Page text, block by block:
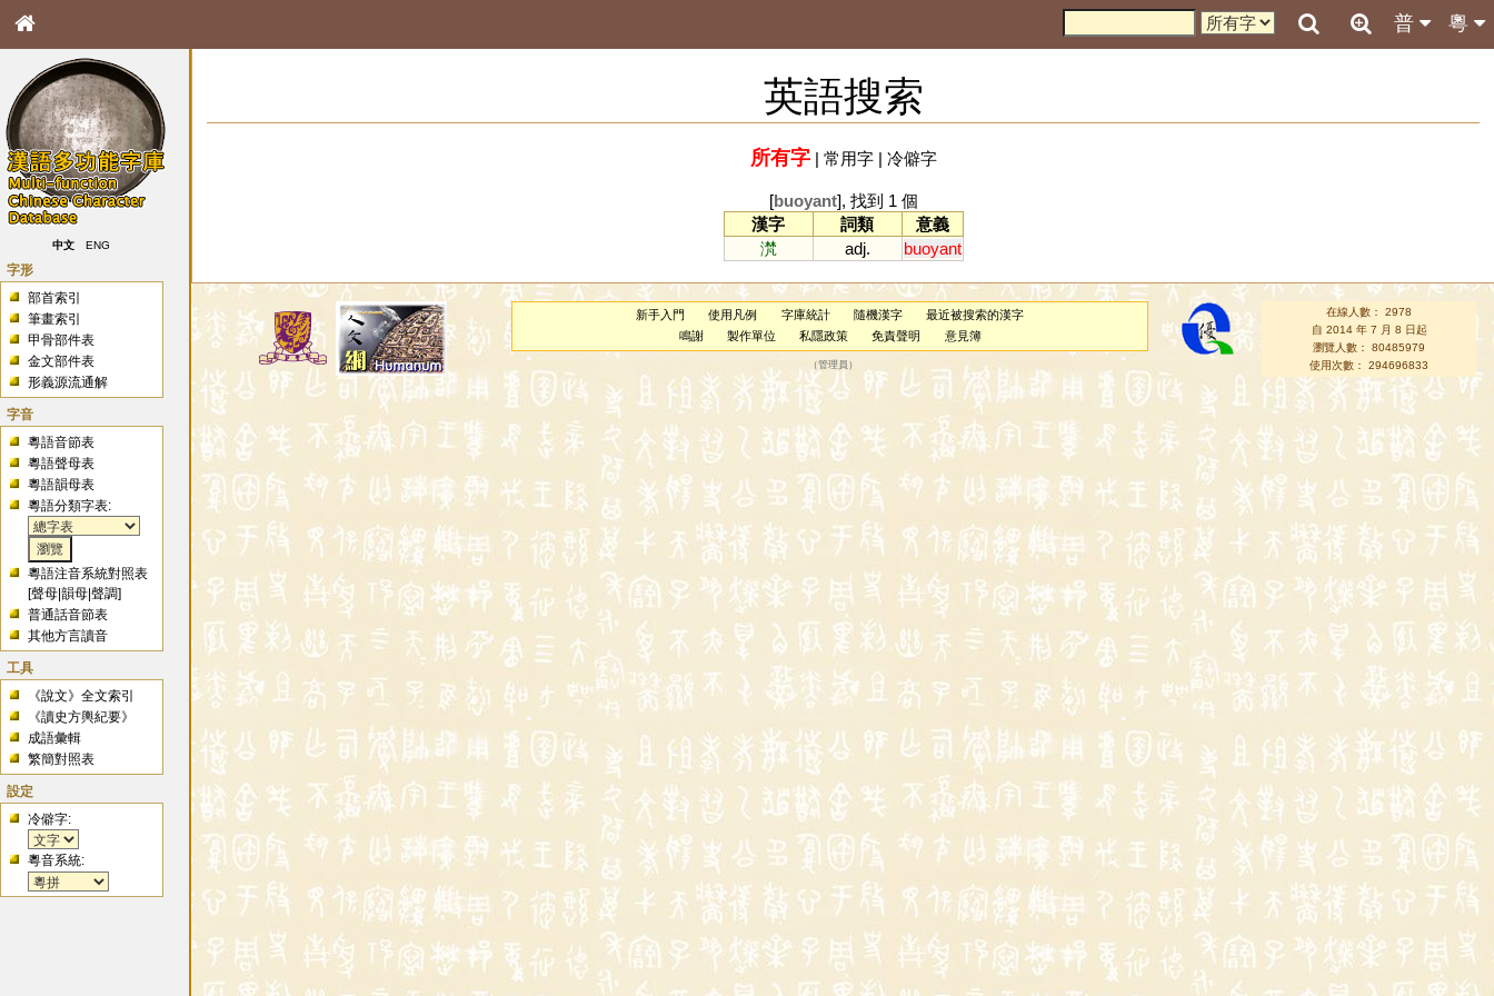
粵
普
中文 ENG
字形
部首索引
筆畫索引
甲骨部件表
金文部件表
形義源流通解
字音
粵語音節表
粵語聲母表
粵語韻母表
粵語分類字表:
粵語注音系統對照表
[聲母 |韻母 |聲調]
普通話音節表
其他方言讀音
工具
《說文》全文索引
《讀史方輿紀要》
成語彙輯
繁簡對照表
設定
冷僻字:
粵音系統:
英語搜索
所有字| 常用字| 冷僻字
[buoyant], 找到 1 個
漢字
詞類
意義
滼
adj. buoyant
新手入門 使用凡例 字庫統計 隨機漢字
最近被搜索的漢字
鳴謝
製作單位 私隱政策 免責聲明 意見簿
（管理員 ）
在線人數： 2978
自 2014 年 7 月 8 日起
瀏覽人數： 80485979
使用次數： 294696833